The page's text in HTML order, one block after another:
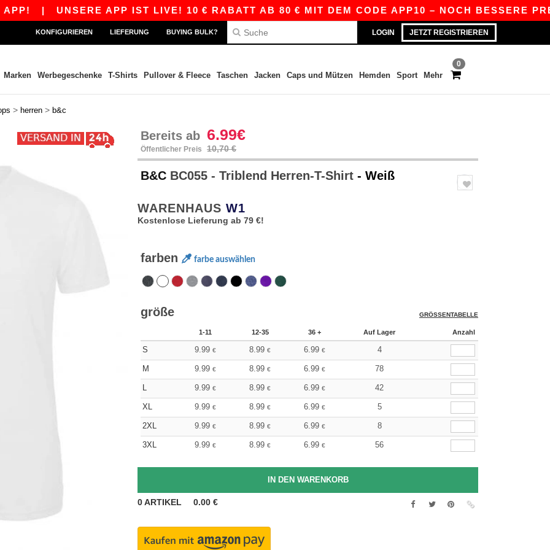
UNSERE APP IST LIVE! 10 € RABATT AB 80 € MIT DEM CODE APP10 – NOCH BESSERE PREISE IN
LOGIN JETZT REGISTRIEREN
KONFIGURIEREN LIEFERUNG BUYING BULK?
0
Marken Werbegeschenke T-Shirts Pullover & Fleece Taschen Jacken Caps und Mützen Hemden Sport Mehr
> herren > b&c
Bereits ab 6.99€
Öffentlicher Preis 10,70 €
B&C BC055 - Triblend Herren-T-Shirt - Weiß
WARENHAUS W1
Kostenlose Lieferung ab 79 €!
farben farbe auswählen
größe GRÖSSENTABELLE
1-11 12-35 36 + Auf Lager Anzahl
S 9.99 € 8.99 € 6.99 € 4
M 9.99 € 8.99 € 6.99 € 78
L 9.99 € 8.99 € 6.99 € 42
XL 9.99 € 8.99 € 6.99 € 5
2XL 9.99 € 8.99 € 6.99 € 8
3XL 9.99 € 8.99 € 6.99 € 56
0ARTIKEL 0.00 €